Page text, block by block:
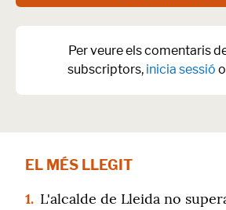
Per veure els comentaris
subscriptors, inicia sessió o
EL MÉS LLEGIT
1. L'alcalde de Lleida no